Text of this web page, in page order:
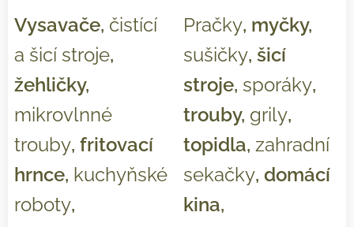
Vysavače, čistící
a šicí stroje,
žehličky,
mikrovlnné
trouby, fritovací
hrnce, kuchyňské
roboty,
Pračky, myčky,
sušičky, šicí
stroje, sporáky,
trouby, grily,
topidla, zahradní
sekačky, domácí
kina,